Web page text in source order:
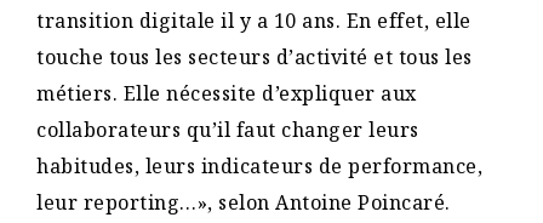
transition digitale il y a 10 ans. En effet, elle
touche tous les secteurs d’activité et tous les
métiers. Elle nécessite d’expliquer aux
collaborateurs qu’il faut changer leurs
habitudes, leurs indicateurs de performance,
leur reporting…», selon Antoine Poincaré.